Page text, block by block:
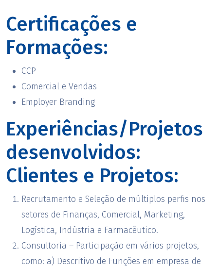
Certificações e
Formações:
CCP
Comercial e Vendas
Employer Branding
Experiências/Projetos
desenvolvidos:
Clientes e Projetos:
Recrutamento e Seleção de múltiplos perfis nos
setores de Finanças, Comercial, Marketing,
Logística, Indústria e Farmacêutico.
Consultoria – Participação em vários projetos,
como: a) Descritivo de Funções em empresa de